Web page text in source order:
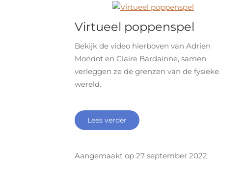
Virtueel poppenspel
Bekijk de video hierboven van Adrien
Mondot en Claire Bardainne, samen
verleggen ze de grenzen van de fysieke
wereld.
Lees verder
Aangemaakt op 27 september 2022.